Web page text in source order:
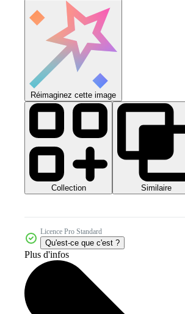
Réimaginez cette image
Collection Similaire
Licence Pro Standard
Qu'est-ce que c'est ?
Plus d'infos